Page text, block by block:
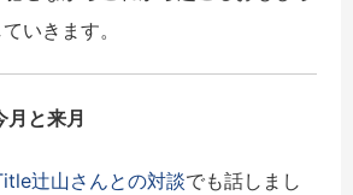
いきます。
月と来月
辻山さんとの対談でも話しまし